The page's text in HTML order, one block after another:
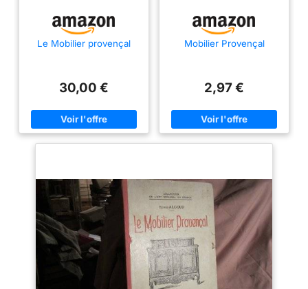
Le Mobilier provençal
30,00 €
Mobilier Provençal
2,97 €